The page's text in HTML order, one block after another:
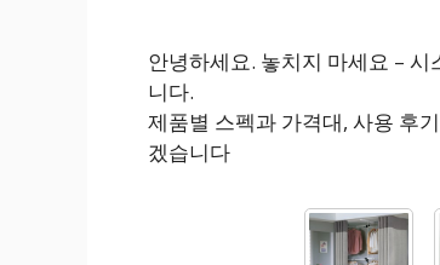
안녕하세요. 놓치지 마세요 –
니다.
제품별 스펙과 가격대, 사용 후
겠습니다